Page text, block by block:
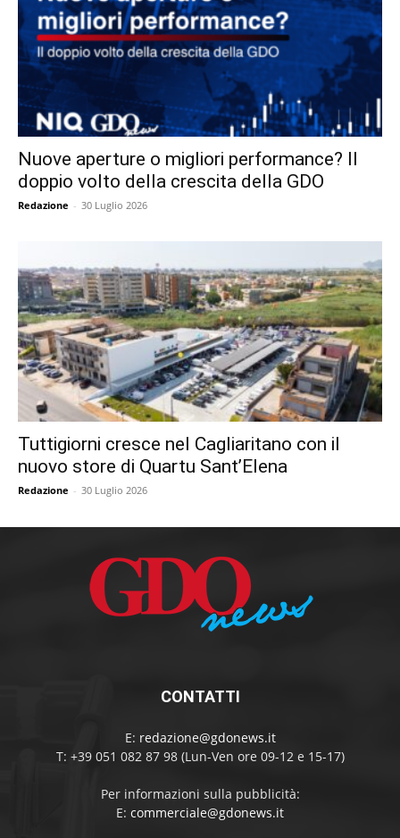
Nuove aperture o migliori performance? Il
doppio volto della crescita della GDO
Redazione - 30 Luglio 2026
Tuttigiorni cresce nel Cagliaritano con il
nuovo store di Quartu Sant’Elena
Redazione - 30 Luglio 2026
CONTATTI
E: redazione@gdonews.it
T: +39 051 082 87 98 (Lun-Ven ore 09-12 e 15-17)
Per informazioni sulla pubblicità:
E: commerciale@gdonews.it